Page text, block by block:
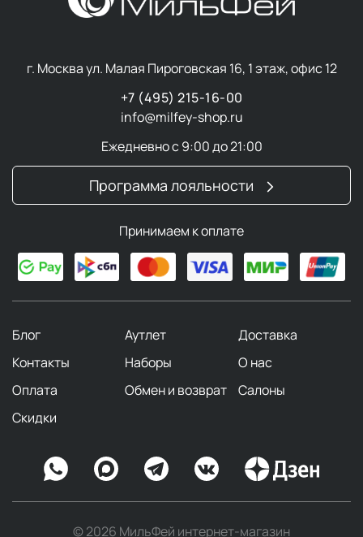
г. Москва ул. Малая Пироговская 16, 1 этаж, офис 12
+7 (495) 215-16-00
info@milfey-shop.ru
Ежедневно с 9:00 до 21:00
Программа лояльности
Принимаем к оплате
Блог Аутлет
Доставка
Контакты
Наборы
О нас
Оплата
Обмен и возврат
Салоны
Скидки
© 2026 МильФей интернет-магазин